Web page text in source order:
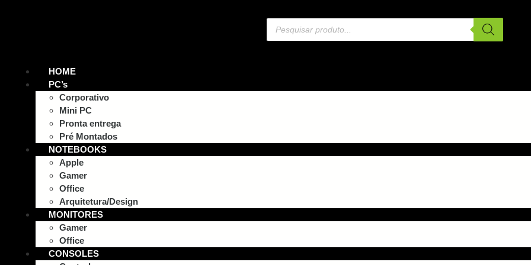
HOME
PC’s
Corporativo
Mini PC
Pronta entrega
Pré Montados
NOTEBOOKS
Apple
Gamer
Office
Arquitetura/Design
MONITORES
Gamer
Office
CONSOLES